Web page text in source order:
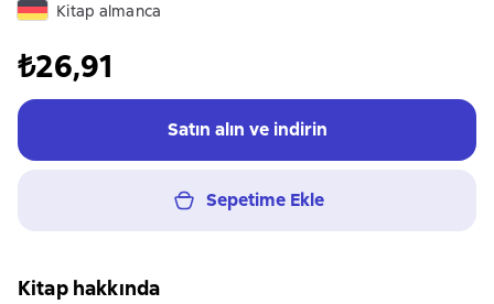
Kitap almanca
₺26,91
Satın alın ve indirin
Sepetime Ekle
Kitap hakkında